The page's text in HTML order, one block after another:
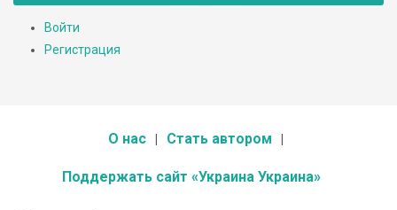
Войти
Регистрация
О нас Стать автором
Поддержать сайт «Украина Украина»